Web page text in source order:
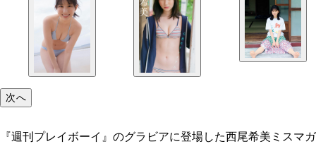
次へ
『週刊プレイボーイ』のグラビアに登場した西尾希美ミスマガ